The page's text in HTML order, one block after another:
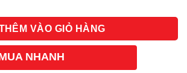
VÀO GIỎ HÀNG
NHANH